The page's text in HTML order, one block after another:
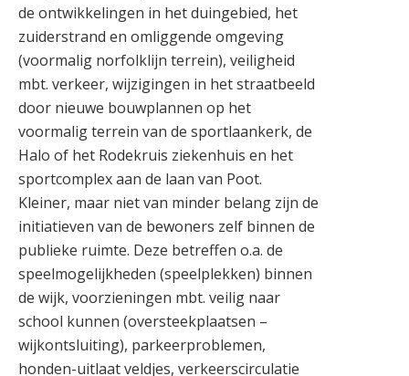
de ontwikkelingen in het duingebied, het
zuiderstrand en omliggende omgeving
(voormalig norfolklijn terrein), veiligheid
mbt. verkeer, wijzigingen in het straatbeeld
door nieuwe bouwplannen op het
voormalig terrein van de sportlaankerk, de
Halo of het Rodekruis ziekenhuis en het
sportcomplex aan de laan van Poot.
Kleiner, maar niet van minder belang zijn de
initiatieven van de bewoners zelf binnen de
publieke ruimte. Deze betreffen o.a. de
speelmogelijkheden (speelplekken) binnen
de wijk, voorzieningen mbt. veilig naar
school kunnen (oversteekplaatsen –
wijkontsluiting), parkeerproblemen,
honden-uitlaat veldjes, verkeerscirculatie